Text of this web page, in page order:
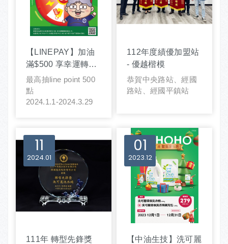
【LINEPAY】加油
滿$500 享幸運轉轉
樂一次
最高抽line point 500
點
2024.1.1-2024.3.29
112年度績優加盟站
- 優越楷模
恭賀中央路站、經國
路站、經國平鎮站
11
01
2024
111年 轉型先鋒獎
01
12
2023
【中油生技】洗可麗